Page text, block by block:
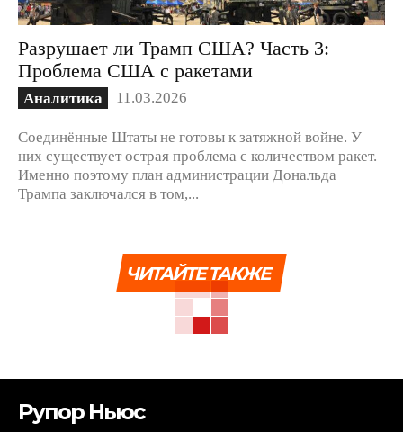
Разрушает ли Трамп США? Часть 3:
Проблема США с ракетами
Аналитика 11.03.2026
Соединённые Штаты не готовы к затяжной войне. У
них существует острая проблема с количеством ракет.
Именно поэтому план администрации Дональда
Трампа заключался в том,...
ЧИТАЙТЕ ТАКЖЕ
Рупор Ньюс